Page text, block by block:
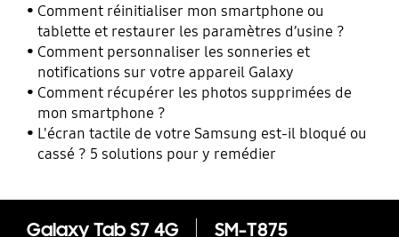
Comment réinitialiser mon smartphone ou
tablette et restaurer les paramètres d’usine ?
Comment personnaliser les sonneries et
notifications sur votre appareil Galaxy
Comment récupérer les photos supprimées de
mon smartphone ?
L'écran tactile de votre Samsung est-il bloqué ou
cassé ? 5 solutions pour y remédier
Galaxy Tab S7 4G SM-T875